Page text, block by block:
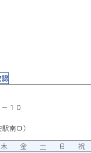
１０
南口）
木 金 土 日 祝